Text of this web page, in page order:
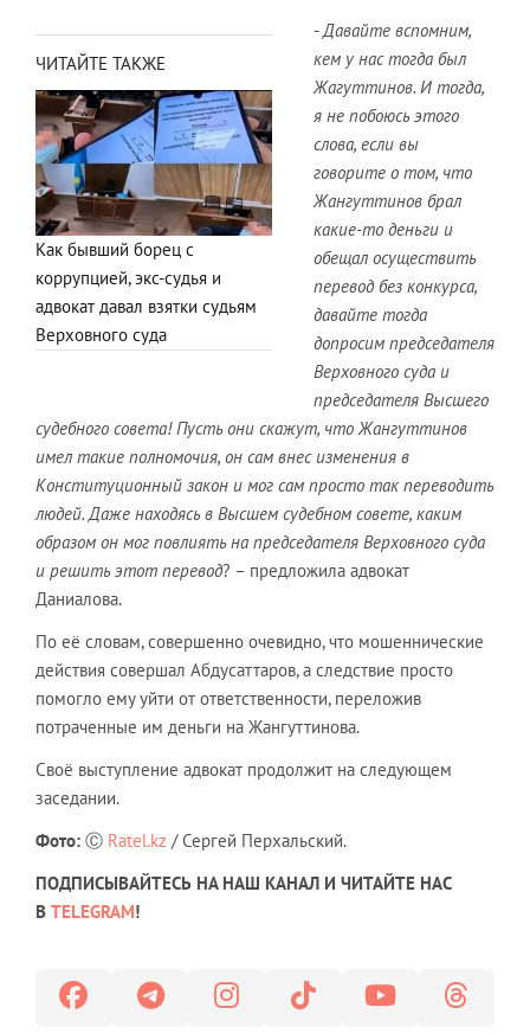
ЧИТАЙТЕ ТАКЖЕ
Как бывший борец с
коррупцией, экс-судья и
адвокат давал взятки судьям
Верховного суда
- Давайте вспомним,
кем у нас тогда был
Жагуттинов. И тогда,
я не побоюсь этого
слова, если вы
говорите о том, что
Жангуттинов брал
какие-то деньги и
обещал осуществить
перевод без конкурса,
давайте тогда
допросим председателя
Верховного суда и
председателя Высшего
судебного совета! Пусть они скажут, что Жангуттинов
имел такие полномочия, он сам внес изменения в
Конституционный закон и мог сам просто так переводить
людей. Даже находясь в Высшем судебном совете, каким
образом он мог повлиять на председателя Верховного суда
и решить этот перевод? – предложила адвокат
Даниалова.
По её словам, совершенно очевидно, что мошеннические
действия совершал Абдусаттаров, а следствие просто
помогло ему уйти от ответственности, переложив
потраченные им деньги на Жангуттинова.
Своё выступление адвокат продолжит на следующем
заседании.
Фото: Ⓒ Ratel.kz / Сергей Перхальский.
ПОДПИСЫВАЙТЕСЬ НА НАШ КАНАЛ И ЧИТАЙТЕ НАС
В TELEGRAM!